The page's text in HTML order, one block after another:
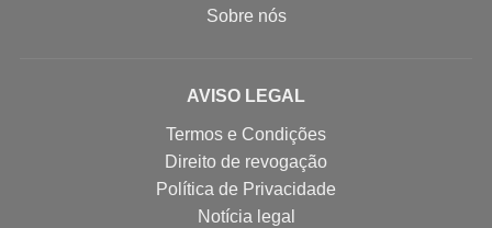
Sobre nós
AVISO LEGAL
Termos e Condições
Direito de revogação
Política de Privacidade
Notícia legal